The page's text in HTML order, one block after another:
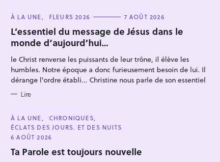
C
T
E
G
O
R
I
E
S
À LA UNE FLEURS 2026 7 AOÛT 2026
L’essentiel du message de Jésus dans le
monde d’aujourd’hui…
le Christ renverse les puissants de leur trône, il élève les
humbles. Notre époque a donc furieusement besoin de lui. Il
dérange l'ordre établi... Christine nous parle de son essentiel
Lire
C
A
T
E
O
R
À LA UNE
CHRONIQUES
ÉCLATS DES JOURS. ET DES NUITS
6 AOÛT 2026
Ta Parole est toujours nouvelle